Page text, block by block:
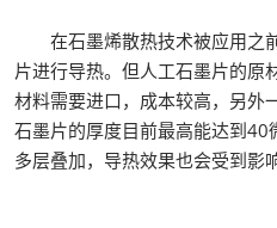
在石墨烯散热技术被应用之
片进行导热。但人工石墨片的原
材料需要进口，成本较高，另外
石墨片的厚度目前最高能达到
多层叠加，导热效果也会受到影响